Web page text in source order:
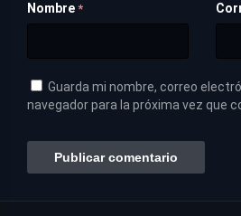
Nombre *
Guarda mi nombre, correo
navegador para la próxima vez que